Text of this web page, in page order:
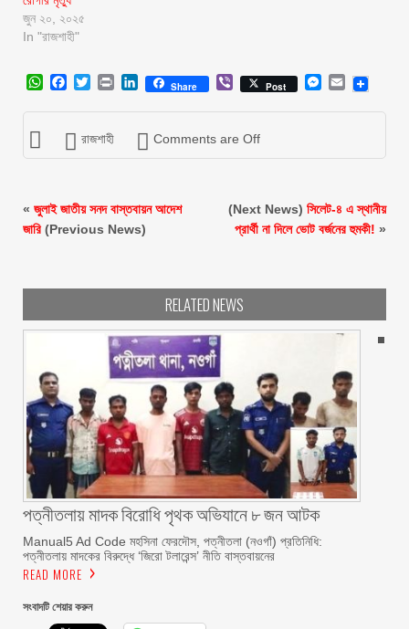
জুন ২০, ২০২৫
In "রাজশাহী"
WhatsApp
Facebook
Twitter
Print LinkedIn
Share ViberPost Messenger
Email
রাজশাহী Comments are Off
« জুলাই জাতীয় সনদ বাস্তবায়ন আদেশ
জারি(Previous News)
(Next News) সিলেট-৪ এ স্থানীয়
প্রার্থী না দিলে ভোট বর্জনের হুমকী! »
RELATED NEWS
পত্নীতলায় মাদক বিরোধি পৃথক অভিযানে ৮ জন আটক
Manual5 Ad Code মহসিনা ফেরদৌস, পত্নীতলা (নওগাঁ) প্রতিনিধি:
পত্নীতলায় মাদকের বিরুদ্ধে ‘জিরো টলারেন্স’ নীতি বাস্তবায়নের
READ MORE
সংবাদটি শেয়ার করুন